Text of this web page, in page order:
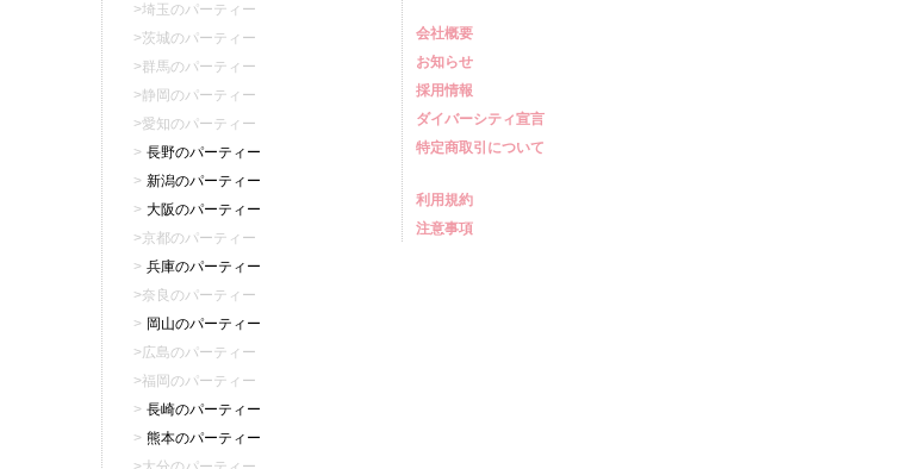
埼玉のパーティー
茨城のパーティー
群馬のパーティー
静岡のパーティー
愛知のパーティー
長野のパーティー
新潟のパーティー
大阪のパーティー
京都のパーティー
兵庫のパーティー
奈良のパーティー
岡山のパーティー
広島のパーティー
福岡のパーティー
長崎のパーティー
熊本のパーティー
会社概要
お知らせ
採用情報
ダイバーシティ宣言
特定商取引について
利用規約
注意事項